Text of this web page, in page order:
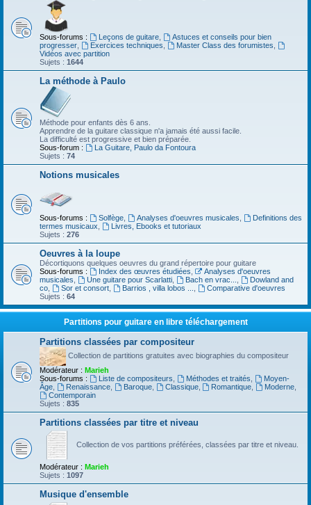
Sous-forums : Leçons de guitare,
Astuces et conseils pour bien
progresser
Exercices techniques Master Class des forumistes
Vidéos avec partition
Sujets : 1644
La méthode à Paulo
Méthode pour enfants dès 6 ans.
Apprendre de la guitare classique n'a jamais été aussi facile.
La difficulté est progressive et bien préparée.
Sous-forum :
La Guitare, Paulo da Fontoura
Sujets : 74
Notions musicales
Sous-forums : Solfège, Analyses d'oeuvres musicales
Definitions des
termes musicaux
Livres, Ebooks et tutoriaux
Sujets : 276
Oeuvres à la loupe
Décortiquons quelques oeuvres du grand répertoire pour guitare
Sous-forums :
Index des œuvres étudiées
Analyses d'oeuvres
musicales
Une guitare pour Scarlatti, Bach en vrac...
Dowland and
co
Sor et consort, Barrios , villa lobos ...
Comparative d'oeuvres
Sujets : 64
Partitions pour guitare en libre téléchargement
Partitions classées par compositeur
Collection de partitions gratuites avec biographies du compositeur
Modérateur : Marieh
Sous-forums :
Liste de compositeurs Méthodes et traités
Moyen-
Âge
Renaissance, Baroque, Classique, Romantique Moderne
Contemporain
Sujets : 835
Partitions classées par titre et niveau
Collection de vos partitions préférées, classées par titre et niveau.
Modérateur : Marieh
Sujets : 1097
Musique d'ensemble